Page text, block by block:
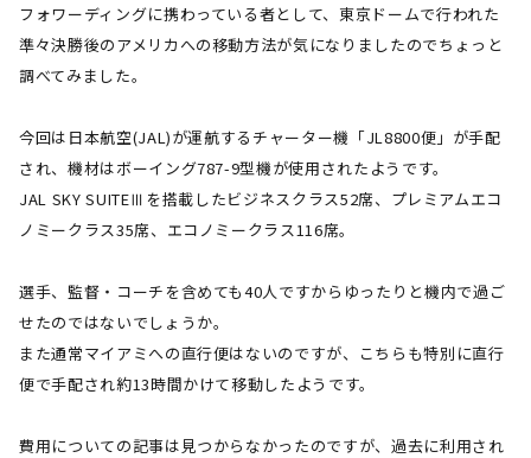
フォワーディングに携わっている者として、東京ドームで行われた
準々決勝後のアメリカへの移動方法が気になりましたのでちょっと
調べてみました。
今回は日本航空(JAL)が運航するチャーター機「JL8800便」が手配
され、機材はボーイング787-9型機が使用されたようです。
JAL SKY SUITEⅢを搭載したビジネスクラス52席、プレミアムエコ
ノミークラス35席、エコノミークラス 116席。
選手、監督・コーチを含めても40人ですからゆったりと機内で過ご
せたのではないでしょうか。
また通常マイアミへの直行便はないのですが、こちらも特別に直行
便で手配され約13時間かけて移動したようです。
費用についての記事は見つからなかったのですが、過去に利用され